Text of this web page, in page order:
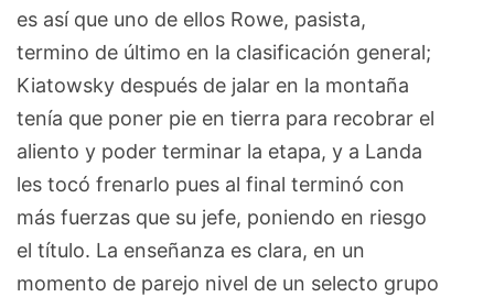
es así que uno de ellos Rowe, pasista,
termino de último en la clasificación general;
Kiatowsky después de jalar en la montaña
tenía que poner pie en tierra para recobrar el
aliento y poder terminar la etapa, y a Landa
les tocó frenarlo pues al final terminó con
más fuerzas que su jefe, poniendo en riesgo
el título. La enseñanza es clara, en un
momento de parejo nivel de un selecto grupo